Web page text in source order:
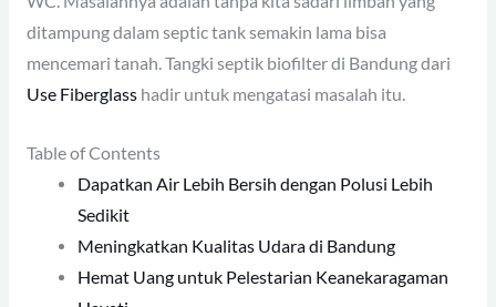
ditampung dalam septic tank semakin lama bisa
mencemari tanah. Tangki septik biofilter di Bandung dari
Use Fiberglasshadir untuk mengatasi masalah itu.
Table of Contents
Dapatkan Air Lebih Bersih dengan Polusi Lebih
Sedikit
Meningkatkan Kualitas Udara di Bandung
Hemat Uang untuk Pelestarian Keanekaragaman